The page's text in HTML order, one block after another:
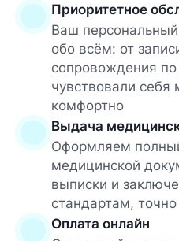
Приоритетное
Ваш
обо всём: от
сопровождения
чувствовали себя
комфортно
Выдача
Оформляем
медицинской
выписки и
стандартам,
Оплата онлайн